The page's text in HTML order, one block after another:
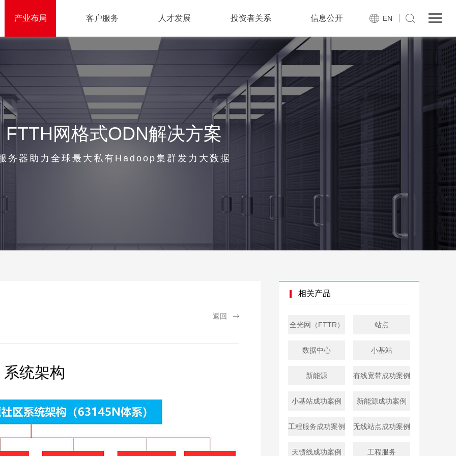
EN
产业布局 客户服务 人才发展 投资者关系 信息公开
FTTH网格式ODN解决方案
务器助力全球最大私有Hadoop集群发力大数据
返回
系统架构
相关产品
全光网（FTTR） 站点
数据中心 小基站
新能源 有线宽带成功案例
小基站成功案例 新能源成功案例
工程服务成功案例 无线站点成功案例
天馈线成功案例 工程服务